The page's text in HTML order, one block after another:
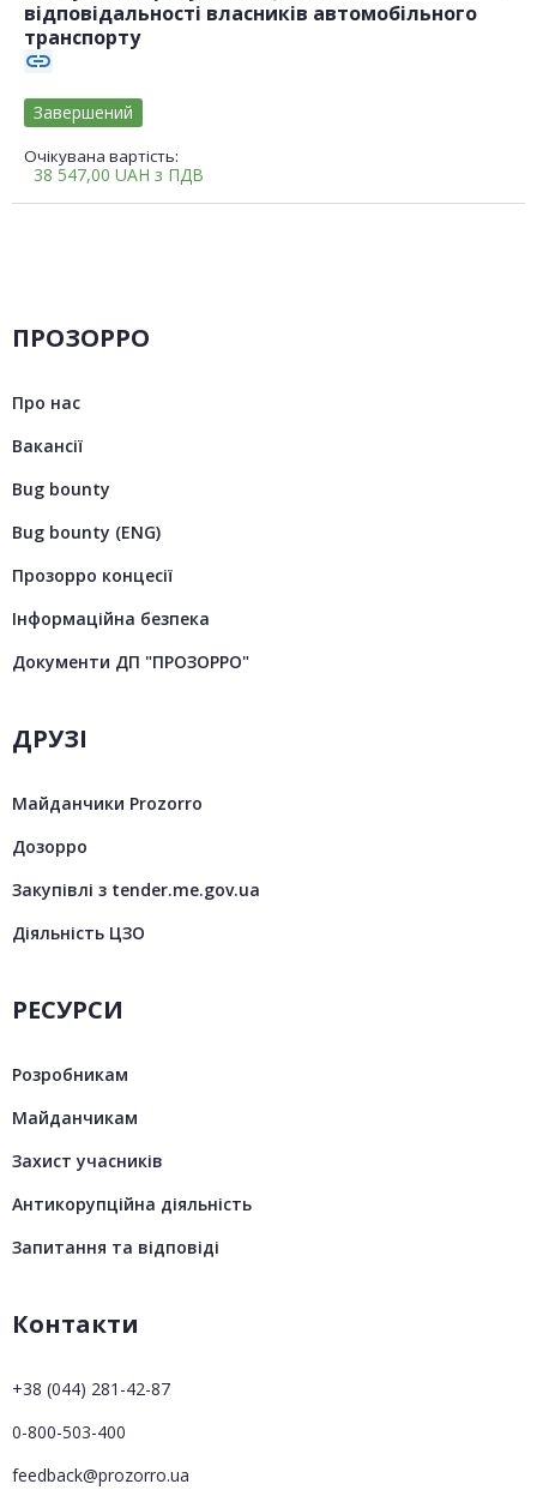
відповідальності власників автомобільного
транспорту
link
Очікувана вартість:
38 547,00 UAH з ПДВ
Завершений
ПРОЗОРРО
Про нас
Вакансії
Bug bounty
Bug bounty (ENG)
Прозорро концесії
Інформаційна безпека
Документи ДП "ПРОЗОРРО"
ДРУЗІ
Майданчики Prozorro
Дозорро
Закупівлі з tender.me.gov.ua
Діяльність ЦЗО
РЕСУРСИ
Розробникам
Майданчикам
Захист учасників
Антикорупційна діяльність
Запитання та відповіді
Контакти
+38 (044) 281-42-87
0-800-503-400
feedback@prozorro.ua